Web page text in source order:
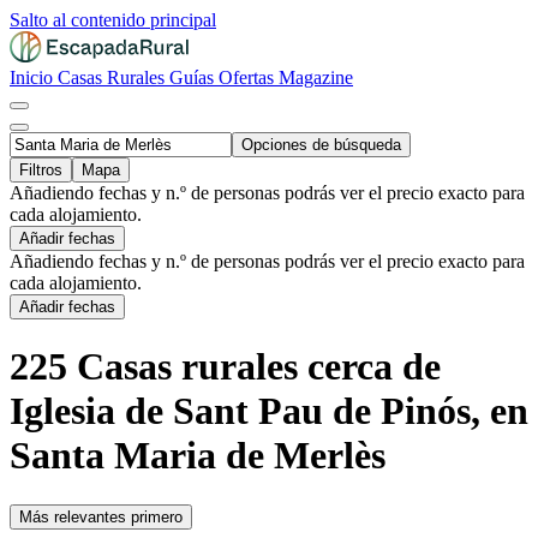
Salto al contenido principal
Inicio Casas Rurales Guías Ofertas Magazine
Opciones de búsqueda
Filtros
Mapa
Añadiendo fechas y n.º de personas podrás ver el precio exacto para
cada alojamiento.
Añadir fechas
Añadiendo fechas y n.º de personas podrás ver el precio exacto para
cada alojamiento.
Añadir fechas
225 Casas rurales cerca de
Iglesia de Sant Pau de Pinós, en
Santa Maria de Merlès
Más relevantes primero